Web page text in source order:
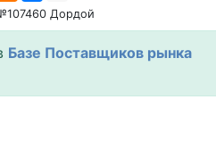
Дордой
Базе Поставщиков рынка